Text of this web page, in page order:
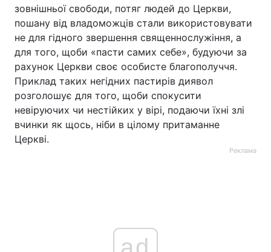
зовнішньої свободи, потяг людей до Церкви,
пошану від владоможців стали використовувати
не для гідного звершення священнослужіння, а
для того, щоби «пасти самих себе», будуючи за
рахунок Церкви своє особисте благополуччя.
Приклад таких негідних пастирів диявол
розголошує для того, щоби спокусити
невіруючих чи нестійких у вірі, подаючи їхні злі
вчинки як щось, ніби в цілому притаманне
Церкві.
Реклама